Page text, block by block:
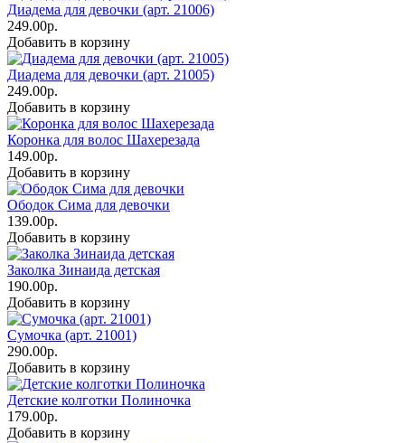
Диадема для девочки (арт. 21006)
249.00р.
Добавить в корзину
Диадема для девочки (арт. 21005)
249.00р.
Добавить в корзину
Коронка для волос Шахерезада
149.00р.
Добавить в корзину
Ободок Сима для девочки
139.00р.
Добавить в корзину
Заколка Зинаида детская
190.00р.
Добавить в корзину
Сумочка (арт. 21001)
290.00р.
Добавить в корзину
Детские колготки Полиночка
179.00р.
Добавить в корзину